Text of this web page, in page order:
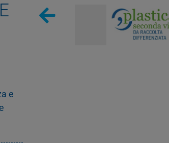
e